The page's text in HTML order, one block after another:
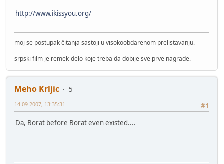
http://www.ikissyou.org/
moj se postupak čitanja sastoji u visokoobdarenom prelistavanju.
srpski film je remek-delo koje treba da dobije sve prve nagrade.
Meho Krljic
5
#1
14-09-2007, 13:35:31
Da, Borat before Borat even existed....